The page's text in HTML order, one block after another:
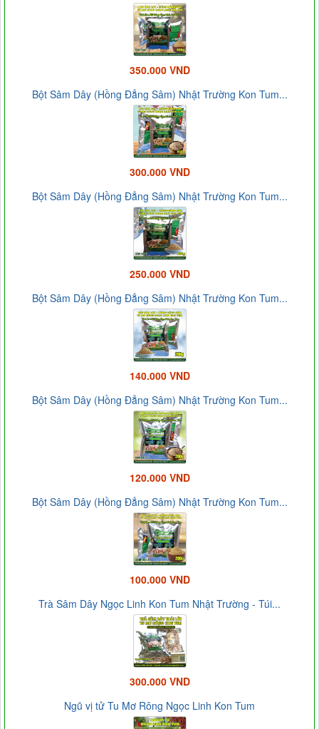
350.000 VND
Bột Sâm Dây (Hồng Đẳng Sâm) Nhật Trường Kon Tum...
300.000 VND
Bột Sâm Dây (Hồng Đẳng Sâm) Nhật Trường Kon Tum...
250.000 VND
Bột Sâm Dây (Hồng Đẳng Sâm) Nhật Trường Kon Tum...
140.000 VND
Bột Sâm Dây (Hồng Đẳng Sâm) Nhật Trường Kon Tum...
120.000 VND
Bột Sâm Dây (Hồng Đẳng Sâm) Nhật Trường Kon Tum...
100.000 VND
Trà Sâm Dây Ngọc Linh Kon Tum Nhật Trường - Túi...
300.000 VND
Ngũ vị tử Tu Mơ Rông Ngọc Linh Kon Tum